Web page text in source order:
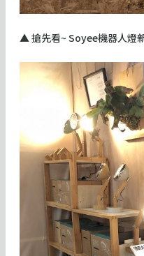
▲ 搶先看~ Soyee機器人燈